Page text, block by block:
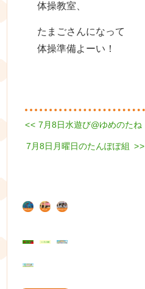
体操教室、
たまごさんになって
体操準備よーい！
投
稿
ゲ
ー
ョ
Previous
<< 7月8日水遊び@ゆめのたね
Next
7月8日月曜日のたんぽぽ組 >>